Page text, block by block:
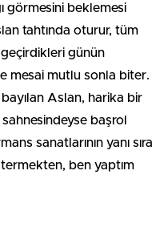
görmesini beklemesi
tahtında oturur, tüm
günün
mesai mutlu sonla biter.
bayılan Aslan, harika bir
başrol
sanatlarının yanı sıra
ben yaptım